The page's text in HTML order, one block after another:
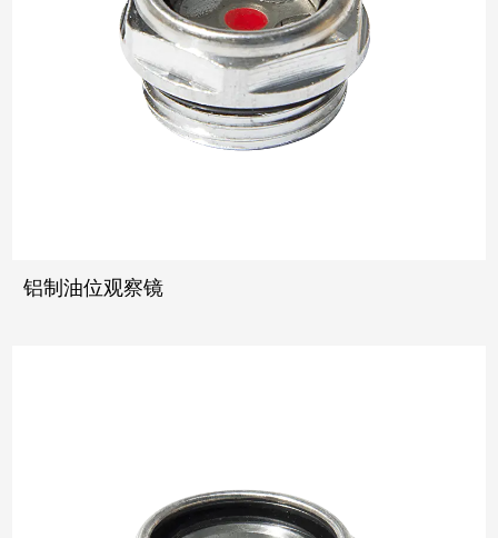
铝制油位观察镜